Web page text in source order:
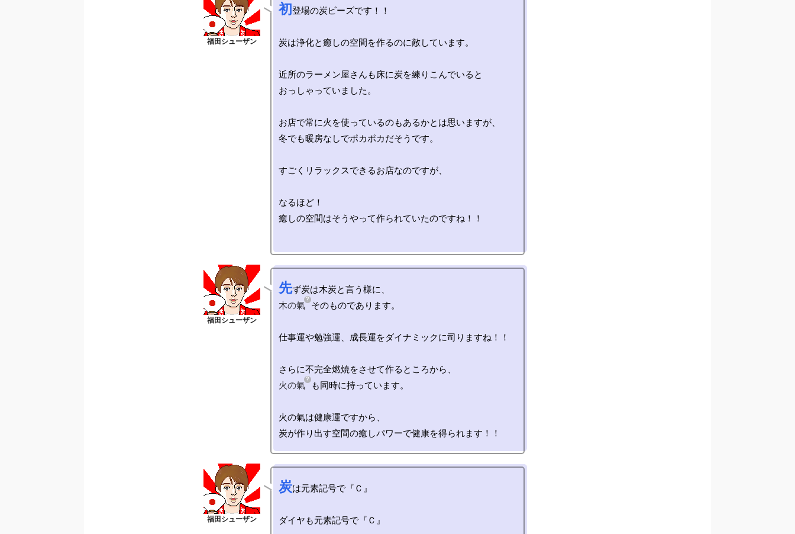
初登場の炭ビーズです！！
炭は浄化と癒しの空間を作るのに敵しています。
近所のラーメン屋さんも床に炭を練りこんでいると
おっしゃっていました。
お店で常に火を使っているのもあるかとは思いますが、
冬でも暖房なしでポカポカだそうです。
すごくリラックスできるお店なのですが、
なるほど！
癒しの空間はそうやって作られていたのですね！！
先
木の氣
そのものであります。
仕事運や勉強運、成長運をダイナミックに司りますね！！
火の氣
も同時に持っています。
火の氣は健康運ですから、
炭は元素記号で『Ｃ』
ダイヤも元素記号で『Ｃ』